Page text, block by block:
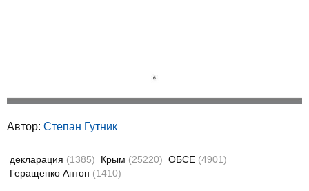
Автор: Степан Гутник
декларация (1385) Крым (25220) ОБСЕ (4901)
Геращенко Антон (1410)